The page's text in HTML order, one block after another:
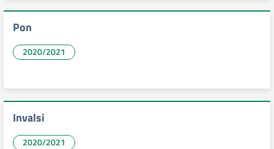
Pon
2020/2021
Invalsi
2020/2021